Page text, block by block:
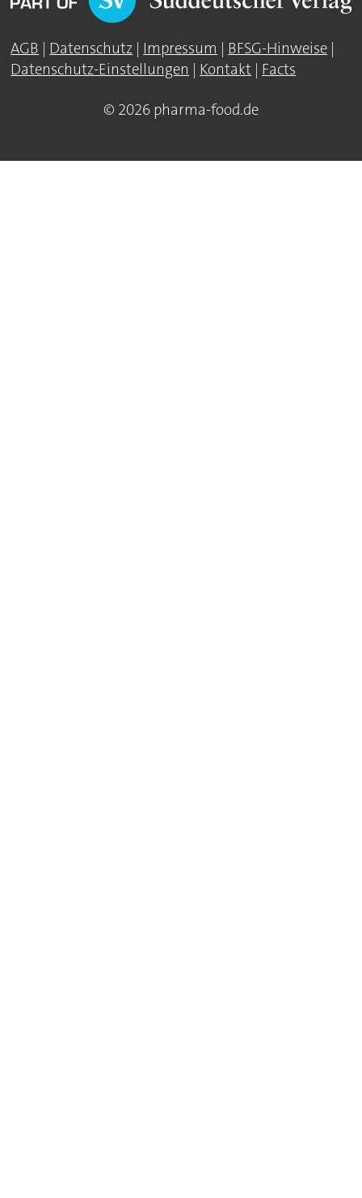
AGB | Datenschutz | Impressum | BFSG-Hinweise |
Datenschutz-Einstellungen | Kontakt | Facts
© 2026 pharma-food.de